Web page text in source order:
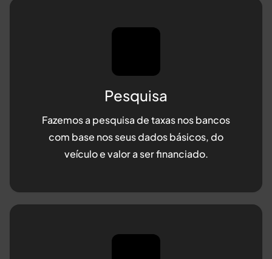
Pesquisa
Fazemos a pesquisa de taxas nos bancos
com base nos seus dados básicos, do
veículo e valor a ser financiado.